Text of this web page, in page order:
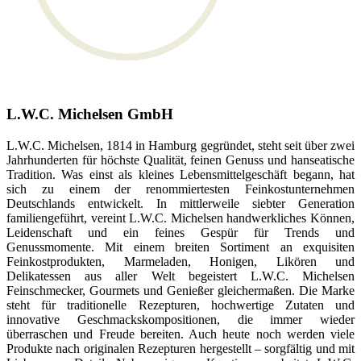
L.W.C. Michelsen GmbH
L.W.C. Michelsen, 1814 in Hamburg gegründet, steht seit über zwei
Jahrhunderten für höchste Qualität, feinen Genuss und hanseatische
Tradition. Was einst als kleines Lebensmittelgeschäft begann, hat
sich zu einem der renommiertesten Feinkostunternehmen
Deutschlands entwickelt. In mittlerweile siebter Generation
familiengeführt, vereint L.W.C. Michelsen handwerkliches Können,
Leidenschaft und ein feines Gespür für Trends und
Genussmomente. Mit einem breiten Sortiment an exquisiten
Feinkostprodukten, Marmeladen, Honigen, Likören und
Delikatessen aus aller Welt begeistert L.W.C. Michelsen
Feinschmecker, Gourmets und Genießer gleichermaßen. Die Marke
steht für traditionelle Rezepturen, hochwertige Zutaten und
innovative Geschmackskompositionen, die immer wieder
überraschen und Freude bereiten. Auch heute noch werden viele
Produkte nach originalen Rezepturen hergestellt – sorgfältig und mit